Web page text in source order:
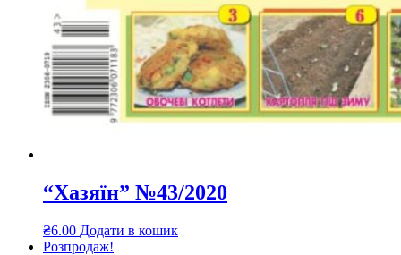
“Хазяїн” №43/2020
₴6.00 Додати в кошик
Розпродаж!